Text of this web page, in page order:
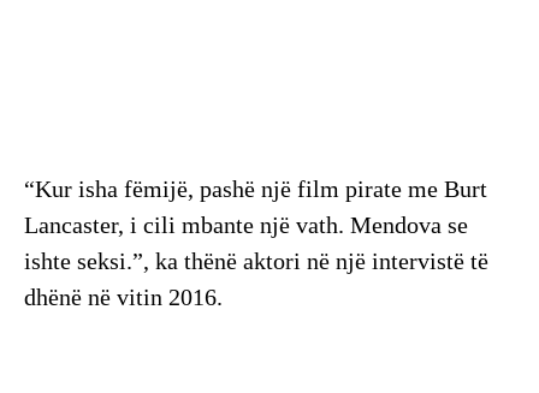
“Kur isha fëmijë, pashë një film pirate me Burt
Lancaster, i cili mbante një vath. Mendova se
ishte seksi.”, ka thënë aktori në një intervistë të
dhënë në vitin 2016.